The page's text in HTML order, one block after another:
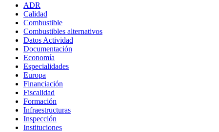
ADR
Calidad
Combustible
Combustibles alternativos
Datos Actividad
Documentación
Economía
Especialidades
Europa
Financiación
Fiscalidad
Formación
Infraestructuras
Inspección
Instituciones